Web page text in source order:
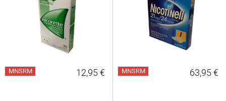
MNSRM 12,95 € MNSRM 63,95 €